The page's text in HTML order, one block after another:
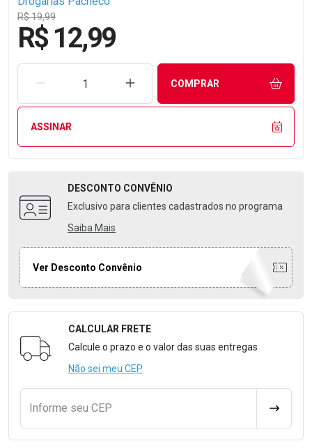
R$ 19,99
R$ 12,99
REMOVER UMA UNIDADEAUMENTAR UMA UNIDADE
COMPRAR
ASSINAR
DESCONTO CONVÊNIO
Exclusivo para clientes cadastrados no programa
Saiba Mais
Ver Desconto Convênio
Formulário para Calcular o Frete
CALCULAR FRETE
Calcule o prazo e o valor das suas entregas
Não sei meu CEP
Informe seu CEP